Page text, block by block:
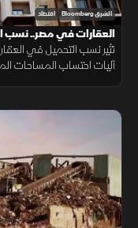
الشرق Bloomberg اقتصاد
العقارات في مصر.. نسب
تثير نسب التحميل في
آليات احتساب المساحات